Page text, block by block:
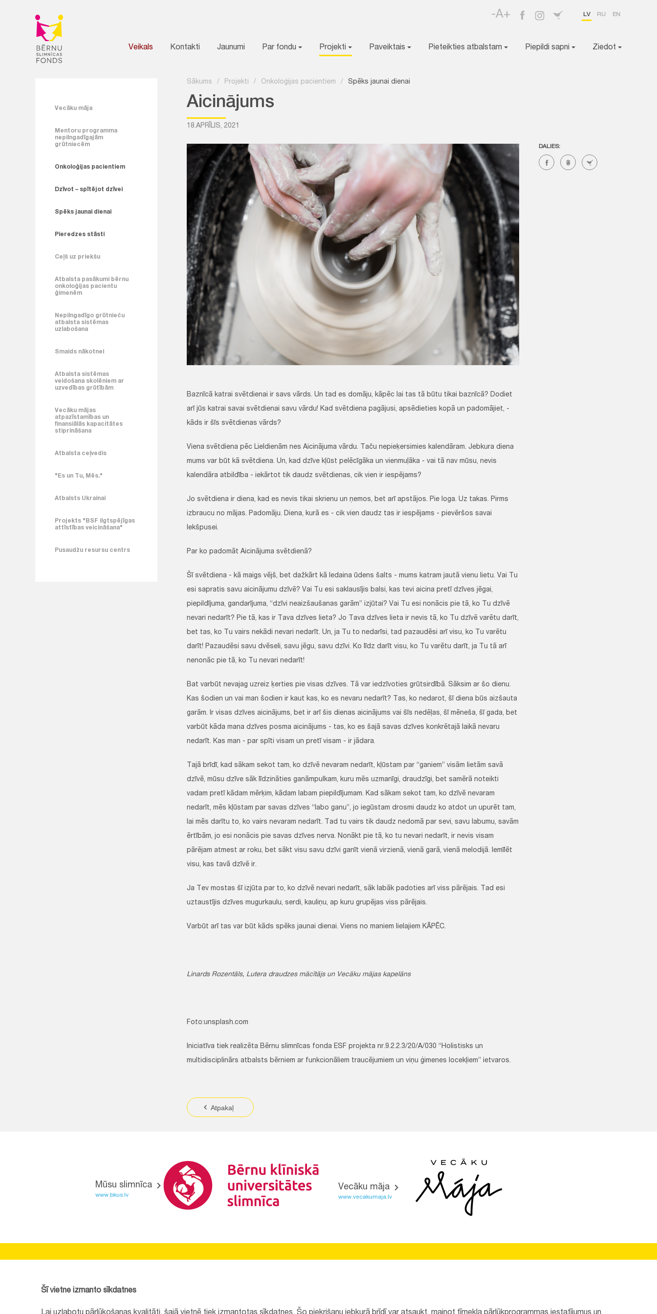
-A+ LV RU EN
Veikals Kontakti Jaunumi Par fondu Projekti Paveiktais Pieteikties atbalstam Piepildi sapni Ziedot
Vecāku māja
Mentoru programma
nepilngadīgajām
grūtniecēm
Onkoloģijas pacientiem
Dzīvot – spītējot dzīvei
Spēks jaunai dienai
Pieredzes stāsti
Ceļš uz priekšu
Atbalsta pasākumi bērnu
onkoloģijas pacientu
ģimenēm
Nepilngadīgo grūtnieču
atbalsta sistēmas
uzlabošana
Smaids nākotnei
Atbalsta sistēmas
veidošana skolēniem ar
uzvedības grūtībām
Vecāku mājas
atpazīstamības un
finansiālās kapacitātes
stiprināšana
Atbalsta ceļvedis
"Es un Tu, Mēs."
Atbalsts Ukrainai
Projekts "BSF ilgtspējīgas
attīstības veicināšana"
Pusaudžu resursu centrs
Sākums / Projekti / Onkoloģijas pacientiem / Spēks jaunai dienai
Aicinājums
18.APRĪLIS, 2021
DALIES:
Baznīcā katrai svētdienai ir savs vārds. Un tad es domāju, kāpēc lai tas tā būtu tikai baznīcā? Dodiet
arī jūs katrai savai svētdienai savu vārdu! Kad svētdiena pagājusi, apsēdieties kopā un padomājiet, -
kāds ir šīs svētdienas vārds?
Viena svētdiena pēc Lieldienām nes Aicinājuma vārdu. Taču nepieķersimies kalendāram. Jebkura diena
mums var būt kā svētdiena. Un, kad dzīve kļūst pelēcīgāka un vienmuļāka - vai tā nav mūsu, nevis
kalendāra atbildība - iekārtot tik daudz svētdienas, cik vien ir iespējams?
Jo svētdiena ir diena, kad es nevis tikai skrienu un ņemos, bet arī apstājos. Pie loga. Uz takas. Pirms
izbraucu no mājas. Padomāju. Diena, kurā es - cik vien daudz tas ir iespējams - pievēršos savai
Iekšpusei.
Par ko padomāt Aicinājuma svētdienā?
Šī svētdiena - kā maigs vējš, bet dažkārt kā ledaina ūdens šalts - mums katram jautā vienu lietu. Vai Tu
esi sapratis savu aicinājumu dzīvē? Vai Tu esi saklausījis balsi, kas tevi aicina pretī dzīves jēgai,
piepildījuma, gandarījuma, “dzīvi neaizšaušanas garām” izjūtai? Vai Tu esi nonācis pie tā, ko Tu dzīvē
nevari nedarīt? Pie tā, kas ir Tava dzīves lieta? Jo Tava dzīves lieta ir nevis tā, ko Tu dzīvē varētu darīt,
bet tas, ko Tu vairs nekādi nevari nedarīt. Un, ja Tu to nedarīsi, tad pazaudēsi arī visu, ko Tu varētu
darīt! Pazaudēsi savu dvēseli, savu jēgu, savu dzīvi. Ko līdz darīt visu, ko Tu varētu darīt, ja Tu tā arī
nenonāc pie tā, ko Tu nevari nedarīt!
Bat varbūt nevajag uzreiz ķerties pie visas dzīves. Tā var iedzīvoties grūtsirdībā. Sāksim ar šo dienu.
Kas šodien un vai man šodien ir kaut kas, ko es nevaru nedarīt? Tas, ko nedarot, šī diena būs aizšauta
garām. Ir visas dzīves aicinājums, bet ir arī šis dienas aicinājums vai šīs nedēļas, šī mēneša, šī gada, bet
varbūt kāda mana dzīves posma aicinājums - tas, ko es šajā savas dzīves konkrētajā laikā nevaru
nedarīt. Kas man - par spīti visam un pretī visam - ir jādara.
Tajā brīdī, kad sākam sekot tam, ko dzīvē nevaram nedarīt, kļūstam par “ganiem” visām lietām savā
dzīvē, mūsu dzīve sāk līdzināties ganāmpulkam, kuru mēs uzmanīgi, draudzīgi, bet samērā noteikti
vadam pretī kādam mērķim, kādam labam piepildījumam. Kad sākam sekot tam, ko dzīvē nevaram
nedarīt, mēs kļūstam par savas dzīves “labo ganu”, jo iegūstam drosmi daudz ko atdot un upurēt tam,
lai mēs darītu to, ko vairs nevaram nedarīt. Tad tu vairs tik daudz nedomā par sevi, savu labumu, savām
ērtībām, jo esi nonācis pie savas dzīves nerva. Nonākt pie tā, ko tu nevari nedarīt, ir nevis visam
pārējam atmest ar roku, bet sākt visu savu dzīvi ganīt vienā virzienā, vienā garā, vienā melodijā. Iemīlēt
visu, kas tavā dzīvē ir.
Ja Tev mostas šī izjūta par to, ko dzīvē nevari nedarīt, sāk labāk padoties arī viss pārējais. Tad esi
uztaustījis dzīves mugurkaulu, serdi, kauliņu, ap kuru grupējas viss pārējais.
Varbūt arī tas var būt kāds spēks jaunai dienai. Viens no maniem lielajiem KĀPĒC.
Linards Rozentāls, Lutera draudzes mācītājs un Vecāku mājas kapelāns
Foto:unsplash.com
Iniciatīva tiek realizēta Bērnu slimnīcas fonda ESF projekta nr.9.2.2.3/20/A/030 “Holistisks un
multidisciplinārs atbalsts bērniem ar funkcionāliem traucējumiem un viņu ģimenes locekļiem” ietvaros.
Atpakaļ
Mūsu slimnīca
www.bkus.lv
Vecāku māja
www.vecakumaja.lv
Reģistrācijas nr.: 40008057120
Šī vietne izmanto sīkdatnes